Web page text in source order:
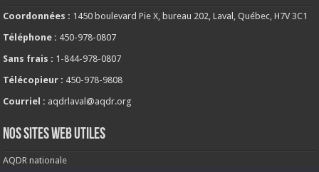
Coordonnées : 1450 boulevard Pie X, bureau 202, Laval, Québec, H7V 3C1
Téléphone : 450-978-0807
Sans frais : 1-844-978-0807
Télécopieur : 450-978-9808
Courriel : aqdrlaval@aqdr.org
NOS SITES WEB UTILES
AQDR nationale